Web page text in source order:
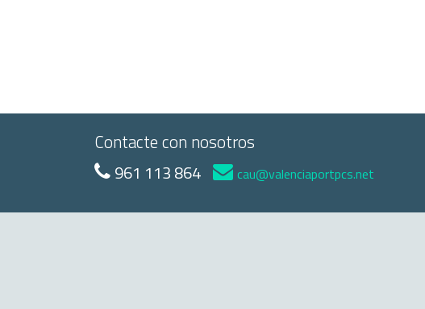
Contacte con nosotros
961 113 864 cau@valenciaportpcs.net